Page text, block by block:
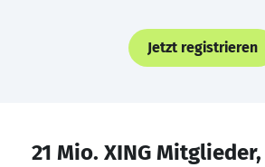
Jetzt registrieren
21 Mio. XING